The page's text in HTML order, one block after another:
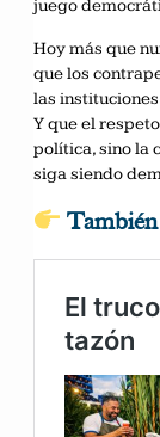
juego
Hoy más que
que los
las instituciones
Y que el
política, sino la
siga siendo
También